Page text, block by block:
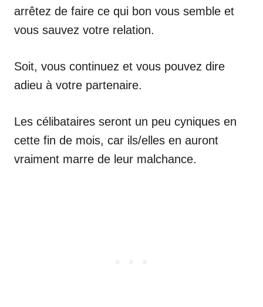
arrêtez de faire ce qui bon vous semble et
vous sauvez votre relation.
Soit, vous continuez et vous pouvez dire
adieu à votre partenaire.
Les célibataires seront un peu cyniques en
cette fin de mois, car ils/elles en auront
vraiment marre de leur malchance.